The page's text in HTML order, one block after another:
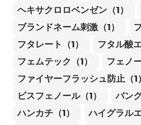
ヘキサクロロベンゼン（1）
ブランドネーム刺激（1）
フタレート（1）
フタル酸
フェムテック（1）
フェノ
ファイヤーフラッシュ防止（1）
ビスフェノール（1）
バン
ハンカチ（1）
ハイグラル